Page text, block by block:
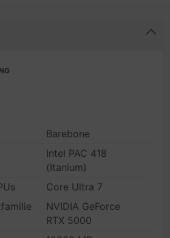
Barebone
Intel PAC 418
(Itanium)
Core Ultra 7
NVIDIA GeForce
RTX 5000